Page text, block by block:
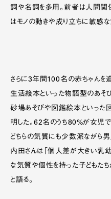
詞や名詞を多用。前者は人間関
はモノの動きや成り立ちに敏感
さらに3年間100名の赤ちゃんを
生活絵本といった物語型のあそ
砂場あそびや図鑑絵本といった
明した。62名のうち80%が女児
どちらの気質にも少数派ながら男
内田さんは「個人差が大きい乳
な気質や個性を持った子どもたち
と語る。